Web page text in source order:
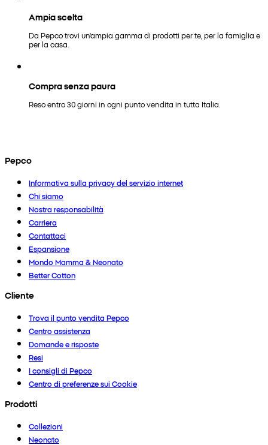
Ampia scelta
Da Pepco trovi un'ampia gamma di prodotti per te, per la famiglia e
per la casa.
Compra senza paura
Reso entro 30 giorni in ogni punto vendita in tutta Italia.
Pepco
Informativa sulla privacy del servizio internet
Chi siamo
Nostra responsabilità
Carriera
Contattaci
Espansione
Mondo Mamma & Neonato
Better Cotton
Cliente
Trova il punto vendita Pepco
Centro assistenza
Domande e risposte
Resi
I consigli di Pepco
Centro di preferenze sui Cookie
Prodotti
Collezioni
Neonato